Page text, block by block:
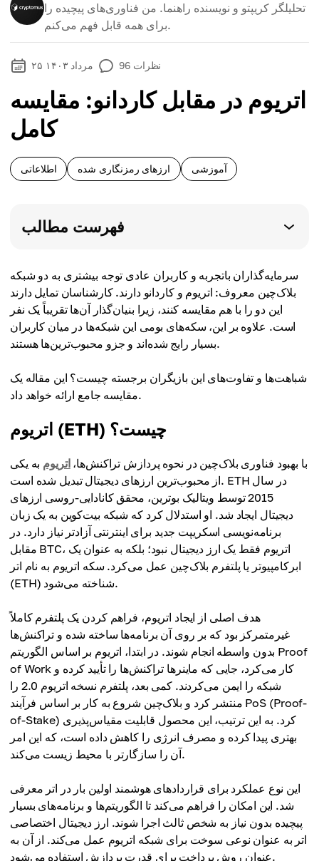
تحلیلگر کریپتو و نویسنده راهنما. من فناوری‌های پیچیده را
برای همه قابل فهم می‌کنم.
۲۵ مرداد ۱۴۰۳ 96 نظرات
اتریوم در مقابل کاردانو: مقایسه
کامل
اطلاعاتی ارزهای رمزنگاری شده آموزشی
فهرست مطالب
سرمایه‌گذاران باتجربه و کاربران عادی توجه بیشتری به دو شبکه
بلاک‌چین معروف: اتریوم و کاردانو دارند. کارشناسان تمایل دارند
این دو را با هم مقایسه کنند، زیرا بنیان‌گذار آن‌ها تقریباً یک نفر
است. علاوه بر این، سکه‌های بومی این شبکه‌ها در میان کاربران
بسیار رایج شده‌اند و جزو محبوب‌ترین‌ها هستند.
شباهت‌ها و تفاوت‌های این بازیگران برجسته چیست؟ این مقاله یک
مقایسه جامع ارائه خواهد داد.
اتریوم (ETH) چیست؟
با بهبود فناوری بلاک‌چین در نحوه پردازش تراکنش‌ها، اتریوم به یکی
از محبوب‌ترین ارزهای دیجیتال تبدیل شده است. ETH در سال
2015 توسط ویتالیک بوترین، محقق کانادایی-روسی ارزهای
دیجیتال ایجاد شد. او استدلال کرد که شبکه بیت‌کوین به یک زبان
برنامه‌نویسی اسکریپت جدید برای اینترنتی آزادتر نیاز دارد. در
مقابل BTC، اتریوم فقط یک ارز دیجیتال نبود؛ بلکه به عنوان یک
ابرکامپیوتر یا پلتفرم بلاک‌چین عمل می‌کرد. سکه اتریوم به نام اتر
(ETH) شناخته می‌شود.
هدف اصلی از ایجاد اتریوم، فراهم کردن یک پلتفرم کاملاً
غیرمتمرکز بود که بر روی آن برنامه‌ها ساخته شده و تراکنش‌ها
بدون واسطه انجام شوند. در ابتدا، اتریوم بر اساس الگوریتم Proof
of Work کار می‌کرد، جایی که ماینرها تراکنش‌ها را تأیید کرده و
شبکه را ایمن می‌کردند. کمی بعد، پلتفرم نسخه اتریوم 2.0 را
منتشر کرد و بلاک‌چین شروع به کار بر اساس فرآیند PoS (Proof-
of-Stake) کرد. به این ترتیب، این محصول قابلیت مقیاس‌پذیری
بهتری پیدا کرده و مصرف انرژی را کاهش داده است، که این امر
آن را سازگارتر با محیط زیست می‌کند.
این نوع عملکرد برای قراردادهای هوشمند اولین بار در اتر معرفی
شد. این امکان را فراهم می‌کند تا الگوریتم‌ها و برنامه‌های بسیار
پیچیده بدون نیاز به شخص ثالث اجرا شوند. ارز دیجیتال اختصاصی
اتر به عنوان نوعی سوخت برای شبکه اتریوم عمل می‌کند. از آن به
عنوان روش پرداخت برای قدرت پردازش استفاده می‌شود.